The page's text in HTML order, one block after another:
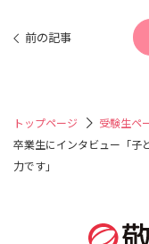
前の記事
トップページ 受験生ペ
卒業生にインタビュー「子
力です」